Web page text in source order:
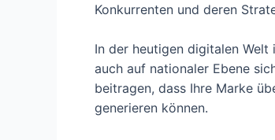
Konkurrenten und deren
In der heutigen digitalen
auch auf nationaler Ebene
beitragen, dass Ihre Marke
generieren können.